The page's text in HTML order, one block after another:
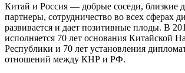
Китай и Россия — добрые соседи, близкие
партнеры, сотрудничество во всех сферах
развивается и дает позитивные плоды. В
исполняется 70 лет основания Китайской
Республики и 70 лет установления
отношений между КНР и РФ.